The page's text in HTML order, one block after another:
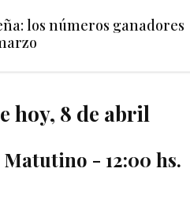
los números ganadores
hoy, 8 de abril
Matutino - 12:00 hs.